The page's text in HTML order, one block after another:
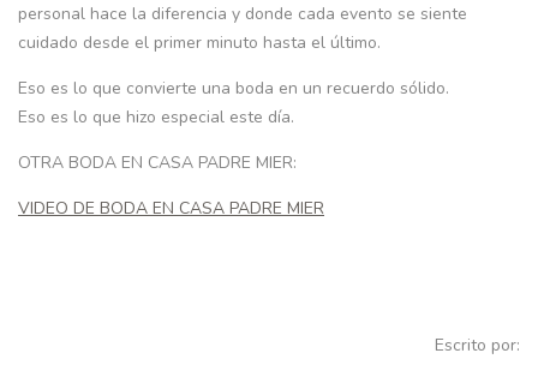
personal hace la diferencia y donde cada evento se siente
cuidado desde el primer minuto hasta el último.
Eso es lo que convierte una boda en un recuerdo sólido.
Eso es lo que hizo especial este día.
OTRA BODA EN CASA PADRE MIER:
VIDEO DE BODA EN CASA PADRE MIER
Escrito por: